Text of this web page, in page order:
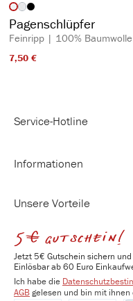
Artikelfarbe
(Diese Option ist zurzeit nicht
Pagenschlüpfer
Feinripp | 100% Baumwolle
7,50 €​
Service-Hotline
Informationen
Unsere Vorteile
5€ gutschein!
Jetzt 5€ Gutschein sichern
Einlösbar ab 60 Euro
Ich habe die
AGBgelesen und bin mit